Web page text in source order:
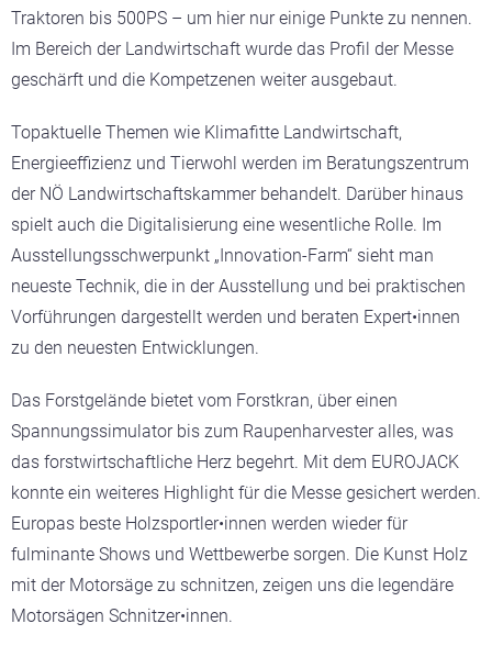
Traktoren bis 500PS – um hier nur einige Punkte zu nennen.
Im Bereich der Landwirtschaft wurde das Profil der Messe
geschärft und die Kompetzenen weiter ausgebaut.
Topaktuelle Themen wie Klimafitte Landwirtschaft,
Energieeffizienz und Tierwohl werden im Beratungszentrum
der NÖ Landwirtschaftskammer behandelt. Darüber hinaus
spielt auch die Digitalisierung eine wesentliche Rolle. Im
Ausstellungsschwerpunkt „Innovation-Farm“ sieht man
neueste Technik, die in der Ausstellung und bei praktischen
Vorführungen dargestellt werden und beraten Expert•innen
zu den neuesten Entwicklungen.
Das Forstgelände bietet vom Forstkran, über einen
Spannungssimulator bis zum Raupenharvester alles, was
das forstwirtschaftliche Herz begehrt. Mit dem EUROJACK
konnte ein weiteres Highlight für die Messe gesichert werden.
Europas beste Holzsportler•innen werden wieder für
fulminante Shows und Wettbewerbe sorgen. Die Kunst Holz
mit der Motorsäge zu schnitzen, zeigen uns die legendäre
Motorsägen Schnitzer•innen.